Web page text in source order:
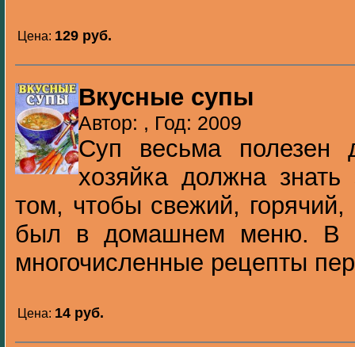
Цена: 129 pуб.
Вкусные супы
Автор: , Год: 2009
Суп весьма полезен
хозяйка должна
том, чтобы свежий,
был в домашнем меню. В
многочисленные рецепты
Цена: 14 pуб.